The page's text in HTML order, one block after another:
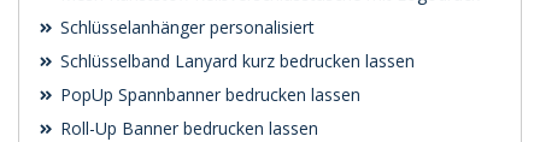
Schlüsselanhänger personalisiert
Schlüsselband Lanyard kurz bedrucken lassen
PopUp Spannbanner bedrucken lassen
Roll-Up Banner bedrucken lassen